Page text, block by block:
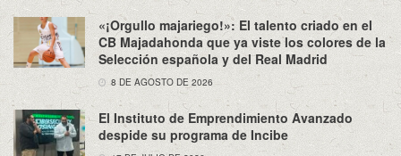
«¡Orgullo majariego!»: El talento criado en el
CB Majadahonda que ya viste los colores de la
Selección española y del Real Madrid
8 DE AGOSTO DE 2026
El Instituto de Emprendimiento Avanzado
despide su programa de Incibe